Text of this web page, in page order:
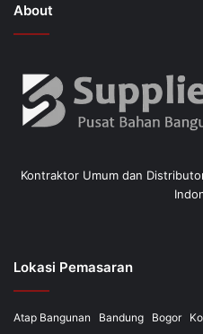
About
Kontraktor Umum dan
Lokasi Pemasaran
Atap Bangunan Bandung Bogor